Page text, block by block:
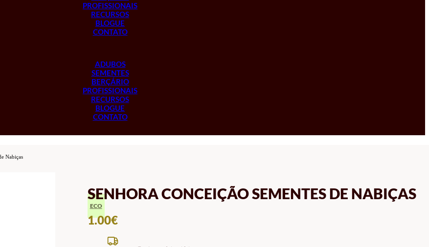
PROFISSIONAIS
RECURSOS
BLOGUE
CONTATO
ADUBOS
SEMENTES
BERÇÁRIO
PROFISSIONAIS
RECURSOS
BLOGUE
CONTATO
Nabiças
SENHORA CONCEIÇÃO SEMENTES DE NABIÇAS
ECO
1.00€